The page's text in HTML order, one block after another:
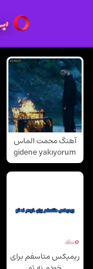
آهنگ محمت الماس
gidene yakıyorum
ریمیکس متاسفم برای